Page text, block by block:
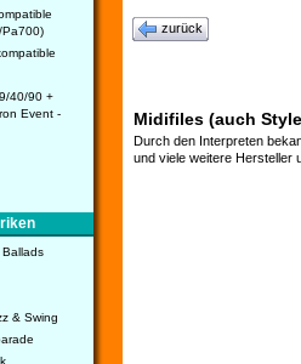
40/90 +
Event -
& Swing
zurück
Midifiles (auch
Durch den Interpreten
und viele weitere Hersteller